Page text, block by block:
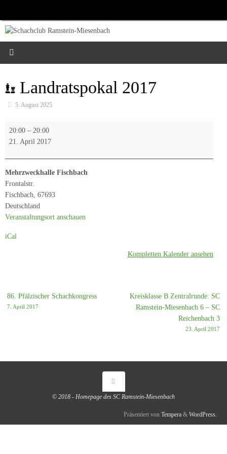
springen
Landratspokal 2017
5. August 2025
Landratspokal
2017
20:00 – 20:00
21. April 2017
Mehrzweckhalle Fischbach
Frontalstr.
Fischbach 67693
Deutschland
Veranstaltungsort anschauen
iCal
Kompletten Kalender ansehen
86. Pfälzischer Schachkongress
7. April 2017
Kreisklasse B Zentralrunde: SC
Ramstein-Miesenbach 6 – SC
Reichenbach 3
23. April 2017
© 2018 - Homepage des SC Ramstein-Miesenbach
Präsentiert von Tempera & WordPress.